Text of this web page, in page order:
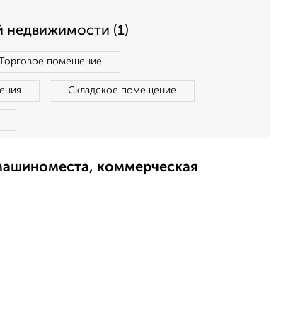
недвижимости (1)
Торговое помещение
Складское помещение
коммерческая